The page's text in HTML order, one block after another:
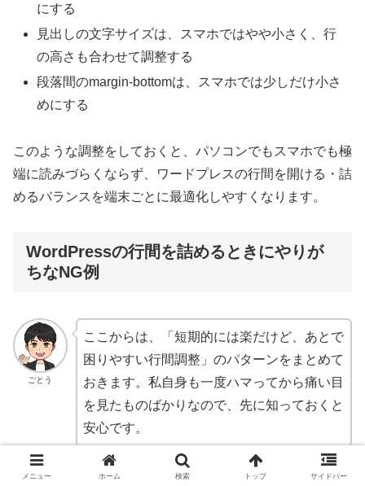
にする
見出しの文字サイズは、スマホではやや小さく、行
の高さも合わせて調整する
段落間のmargin-bottomは、スマホでは少しだけ小さ
めにする
このような調整をしておくと、パソコンでもスマホでも極
端に読みづらくならず、ワードプレスの行間を開ける・詰
めるバランスを端末ごとに最適化しやすくなります。
WordPressの行間を詰めるときにやりが
ちなNG例
ごとう
ここからは、「短期的には楽だけど、あとで
困りやすい行間調整」のパターンをまとめて
おきます。私自身も一度ハマってから痛い目
を見たものばかりなので、先に知っておくと
安心です。
メニュー ホーム 検索 トップ サイドバー